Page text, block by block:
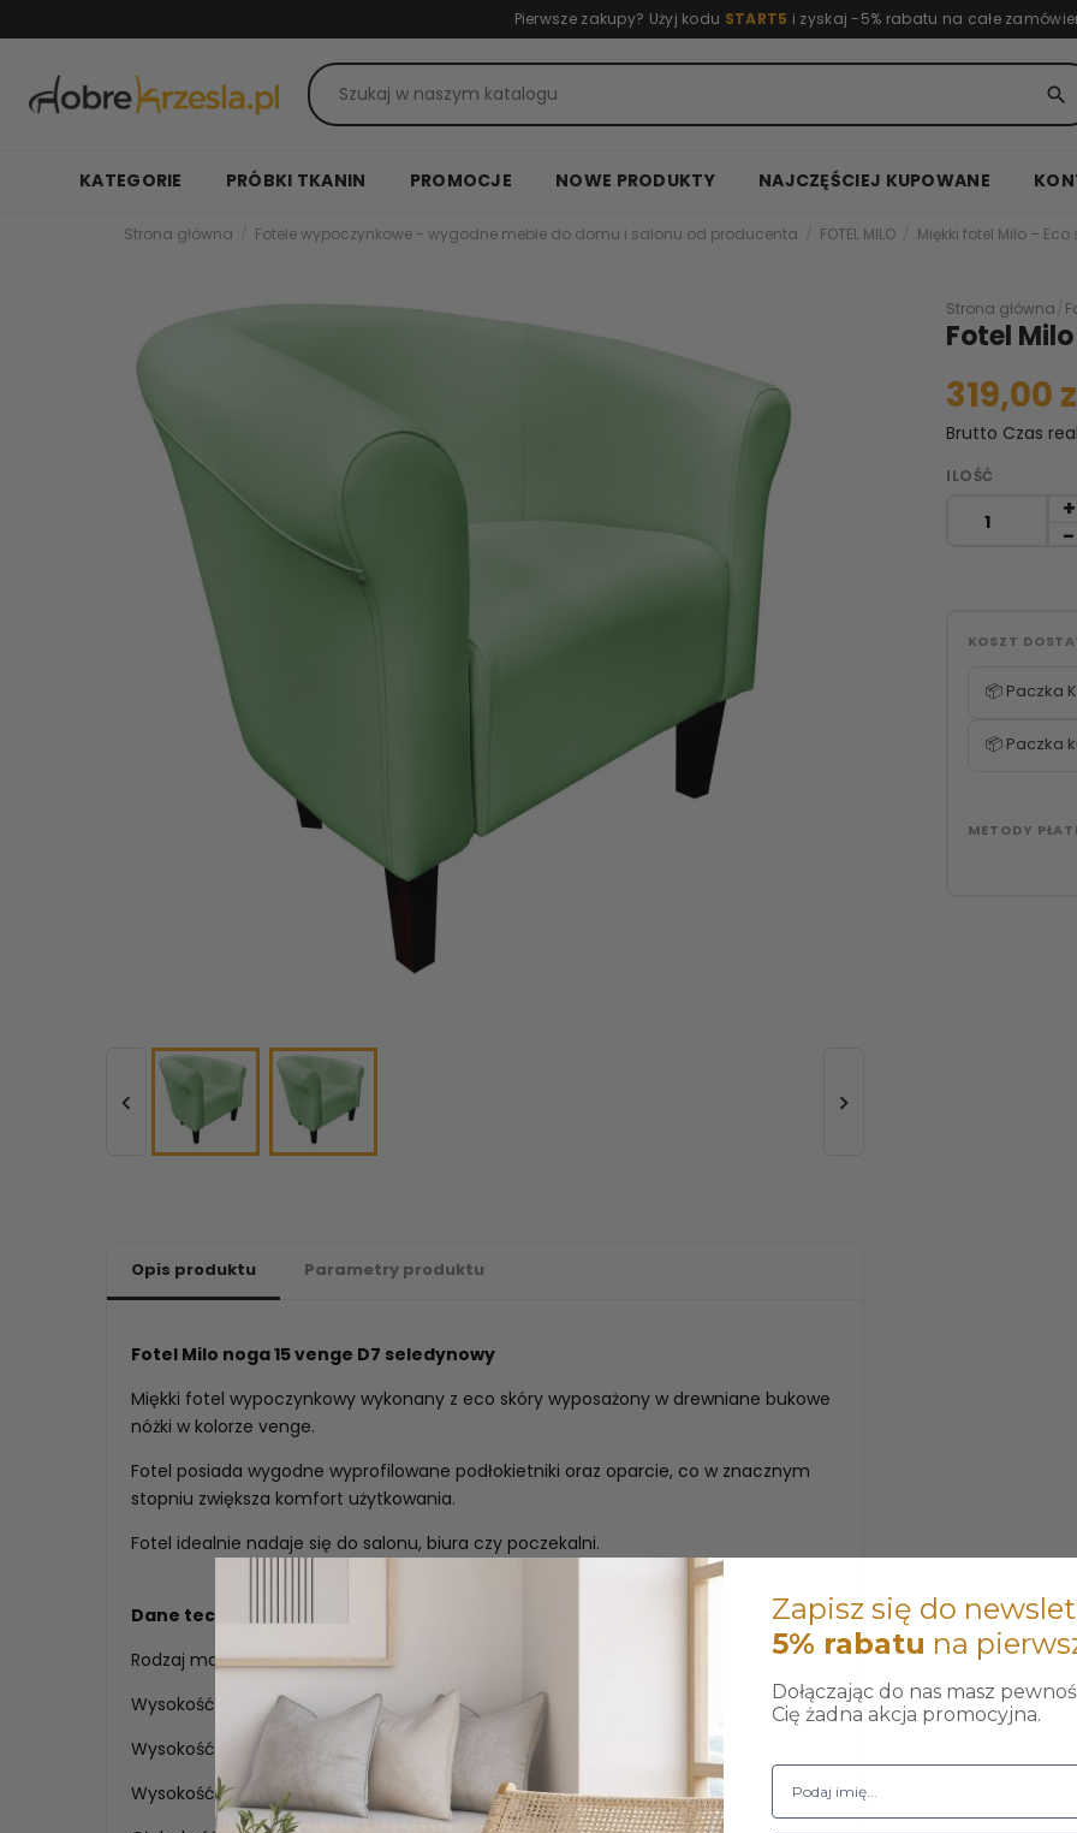
Pierwsze zakupy? Użyj kodu START5 i zyskaj -5% rabatu na całe
search
KATEGORIE PRÓBKI TKANIN PROMOCJE NOWE PRODUKTY NAJCZĘŚCIEJ KUPOWANE
Strona główna Fotele wypoczynkowe - wygodne meble do domu i salonu od producenta FOTEL MILO Miękki fotel Milo – Eco
 
Strona główna
Fotel
319,00
Brutto Czas
ILOŚĆ
KOSZT
📦 Paczka
📦 Paczka
METODY
Opis produktu Parametry produktu
Fotel Milo noga 15 venge D7 seledynowy
Miękki fotel wypoczynkowy wykonany z eco skóry wyposażony w drewniane bukowe
nóżki w kolorze venge.
Fotel posiada wygodne wyprofilowane podłokietniki oraz oparcie, co w znacznym
stopniu zwiększa komfort użytkowania.
Fotel idealnie nadaje się do salonu, biura czy poczekalni.
Dane techniczne:
Rodzaj materiału: Eco skóra
Wysokość: 69 cm,
Wysokość do siedziska: 39 cm,
Wysokość do podłokietnika: 58 cm,
Zapisz się do
5% rabatu na
Dołączając do nas masz
Cię żadna akcja promocyjna.